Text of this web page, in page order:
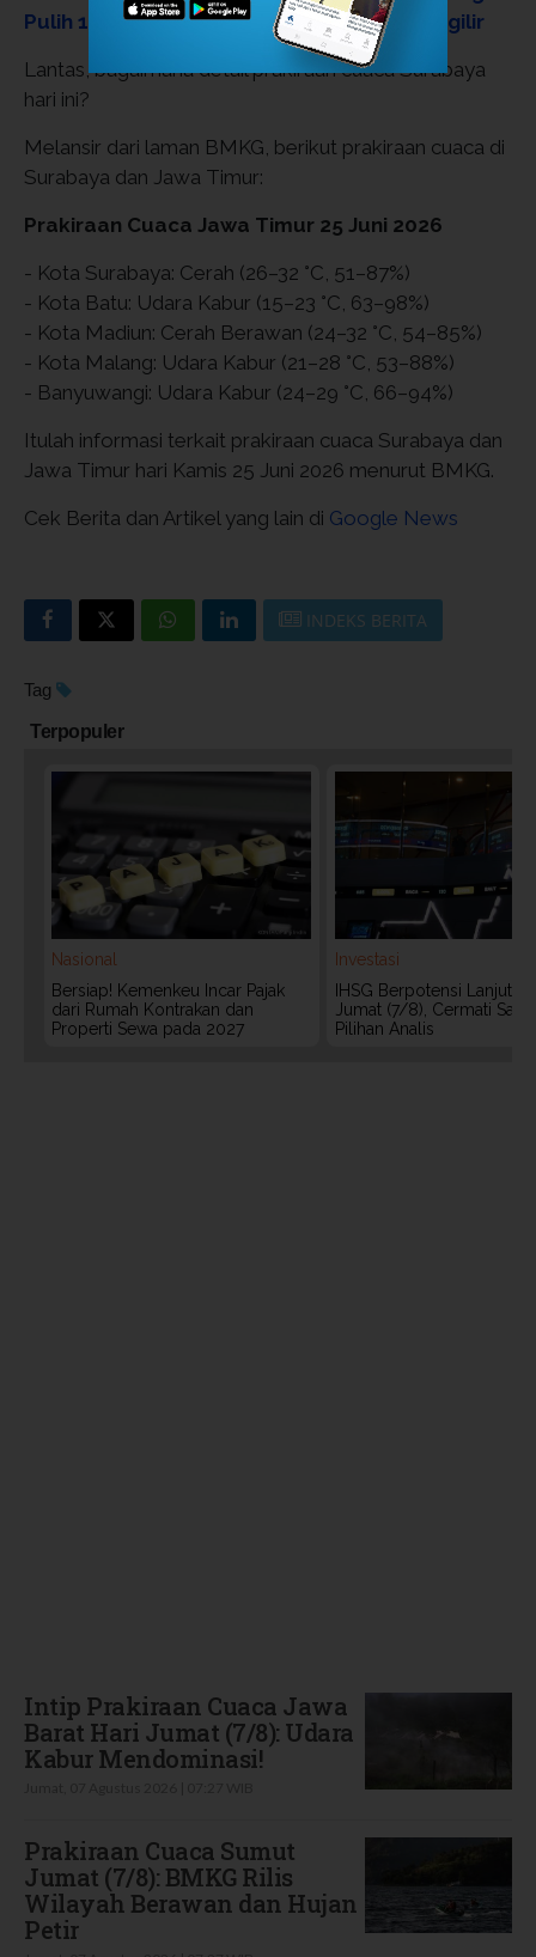
Pulih 100%, Tak Ada Lagi Pemadaman Bergilir
Lantas, bagaimana detail prakiraan cuaca Surabaya
hari ini?
Melansir dari laman BMKG, berikut prakiraan cuaca di
Surabaya dan Jawa Timur:
Prakiraan Cuaca Jawa Timur 25 Juni 2026
- Kota Surabaya: Cerah (26–32 °C, 51–87%)
- Kota Batu: Udara Kabur (15–23 °C, 63–98%)
- Kota Madiun: Cerah Berawan (24–32 °C, 54–85%)
- Kota Malang: Udara Kabur (21–28 °C, 53–88%)
- Banyuwangi: Udara Kabur (24–29 °C, 66–94%)
Itulah informasi terkait prakiraan cuaca Surabaya dan
Jawa Timur hari Kamis 25 Juni 2026 menurut BMKG.
Cek Berita dan Artikel yang lain di Google News
INDEKS BERITA
Tag
Terpopuler
Nasional
Bersiap! Kemenkeu Incar Pajak
dari Rumah Kontrakan dan
Properti Sewa pada 2027
Investasi
IHSG Berpotensi Lanjut
Jumat (7/8), Cermati
Pilihan Analis
Intip Prakiraan Cuaca Jawa
Barat Hari Jumat (7/8): Udara
Kabur Mendominasi!
Prakiraan Cuaca Sumut
Jumat (7/8): BMKG Rilis
Wilayah Berawan dan Hujan
Petir